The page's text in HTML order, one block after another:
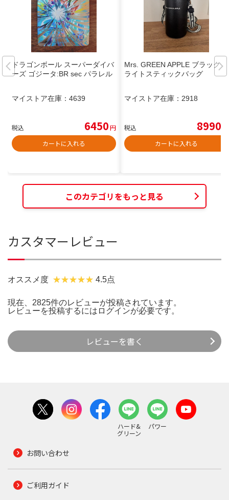
ドラゴンボール スーパーダイバ
ーズ ゴジータ:BR sec パラレル
マイストア在庫： 4639
税込 6450円
カートに入れる
Mrs. GREEN APPLE ブラック
ライトスティックバッグ
マイストア在庫： 2918
税込 8990
カートに入れる
このカテゴリをもっと見る
カスタマーレビュー
オススメ度 4.5点
現在、2825件のレビューが投稿されています。
レビューを投稿するには ログインが必要です。
レビューを書く
ハード&
グリーン
パワー
お問い合わせ
ご利用ガイド